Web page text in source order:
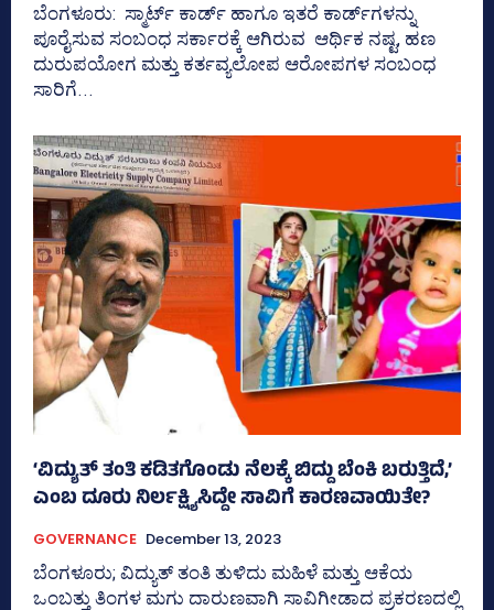
ಬೆಂಗಳೂರು: ಸ್ಮಾರ್ಟ್ ಕಾರ್ಡ್‌ ಹಾಗೂ ಇತರೆ ಕಾರ್ಡ್‌ಗಳನ್ನು
ಪೂರೈಸುವ ಸಂಬಂಧ ಸರ್ಕಾರಕ್ಕೆ ಆಗಿರುವ ಆರ್ಥಿಕ ನಷ್ಟ, ಹಣ
ದುರುಪಯೋಗ ಮತ್ತು ಕರ್ತವ್ಯಲೋಪ ಆರೋಪಗಳ ಸಂಬಂಧ
ಸಾರಿಗೆ...
‘ವಿದ್ಯುತ್‌ ತಂತಿ ಕಡಿತಗೊಂಡು ನೆಲಕ್ಕೆ ಬಿದ್ದು ಬೆಂಕಿ ಬರುತ್ತಿದೆ,’
ಎಂಬ ದೂರು ನಿರ್ಲಕ್ಷ್ಯಿಸಿದ್ದೇ ಸಾವಿಗೆ ಕಾರಣವಾಯಿತೇ?
GOVERNANCE December 13, 2023
ಬೆಂಗಳೂರು; ವಿದ್ಯುತ್ ತಂತಿ ತುಳಿದು ಮಹಿಳೆ ಮತ್ತು ಆಕೆಯ
ಒಂಬತ್ತು ತಿಂಗಳ ಮಗು ದಾರುಣವಾಗಿ ಸಾವಿಗೀಡಾದ ಪ್ರಕರಣದಲ್ಲಿ